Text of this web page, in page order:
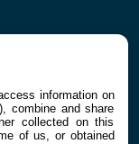
information on
combine and share
collected on this
of us, or obtained